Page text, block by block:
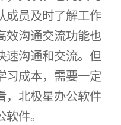
成员及时了解工作
效沟通交流功能也
速沟通和交流。但
习成本，需要一定
，北极星办公软件
件。